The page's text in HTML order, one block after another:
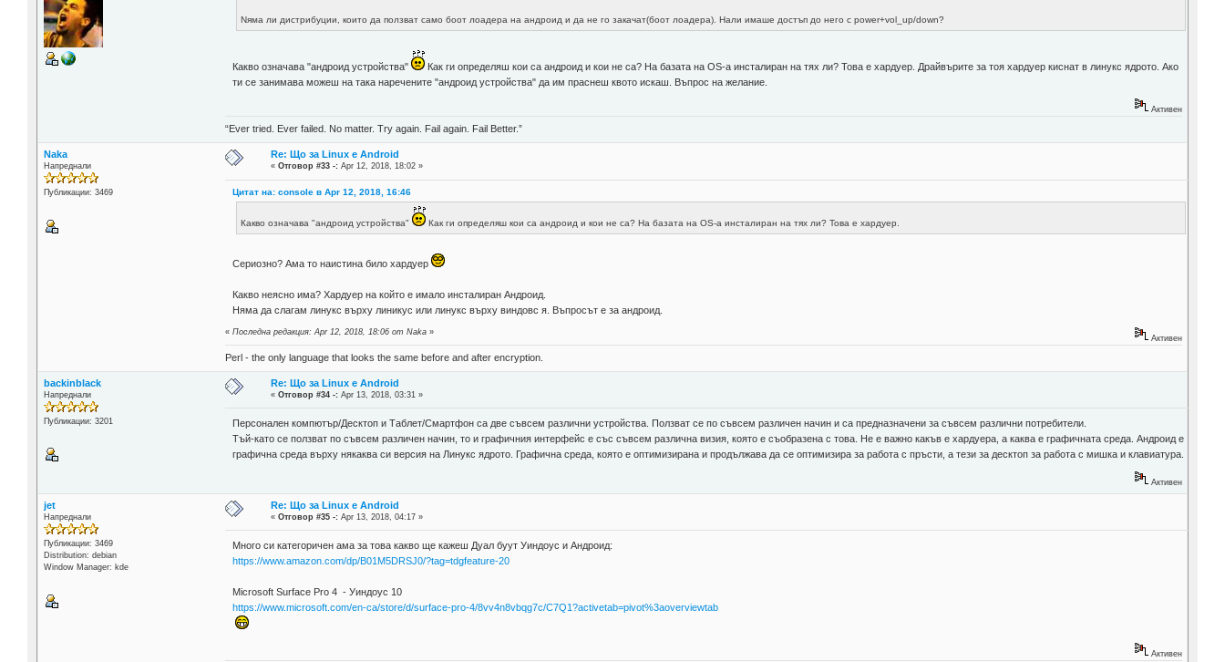
Nяма ли дистрибуции, които да ползват само боот лоадера на андроид и да не го закачат(боот лоадера). Нали имаше достъп до него с power+vol_up/down?
Какво означава "андроид устройства"
Как ги определяш кои са андроид и кои не са? На базата на OS-a инсталиран на тях ли? Това е хардуер. Драйвърите за тоя хардуер киснат в линукс ядрото. Ако
ти се занимава можеш на така наречените "андроид устройства" да им праснеш квото искаш. Въпрос на желание.
Активен
“Ever tried. Ever failed. No matter. Try again. Fail again. Fail Better.”
Naka
Напреднали
Публикации: 3469
Re: Що за Linux е Android
«Отговор #33 -: Apr 12, 2018, 18:02 »
Цитат на: console в Apr 12, 2018, 16:46
Какво означава "андроид устройства" Как ги определяш кои са андроид и кои не са? На базата на OS-a инсталиран на тях ли? Това е хардуер.
Сериозно? Ама то наистина било хардуер
Какво неясно има? Хардуер на който е имало инсталиран Андроид.
Няма да слагам линукс върху линикус или линукс върху виндовс я. Въпросът е за андроид.
«Последна редакция: Apr 12, 2018, 18:06 от Naka »
Активен
Perl - the only language that looks the same before and after encryption.
backinblack
Напреднали
Публикации: 3201
Re: Що за Linux е Android
«Отговор #34 -: Apr 13, 2018, 03:31 »
Персонален компютър/Десктоп и Таблет/Смартфон са две съвсем различни устройства. Ползват се по съвсем различен начин и са предназначени за съвсем различни потребители.
Тъй-като се ползват по съвсем различен начин, то и графичния интерфейс е със съвсем различна визия, която е съобразена с това. Не е важно какъв е хардуера, а каква е графичната среда. Андроид е
графична среда върху някаква си версия на Линукс ядрото. Графична среда, която е оптимизирана и продължава да се оптимизира за работа с пръсти, а тези за десктоп за работа с мишка и клавиатура.
Активен
jet
Напреднали
Публикации: 3469
Distribution: debian
Window Manager: kde
Re: Що за Linux е Android
«Отговор #35 -: Apr 13, 2018, 04:17 »
Много си категоричен ама за това какво ще кажеш Дуал буут Уиндоус и Андроид:
https://www.amazon.com/dp/B01M5DRSJ0/?tag=tdgfeature-20
Microsoft Surface Pro 4 - Уиндоус 10
https://www.microsoft.com/en-ca/store/d/surface-pro-4/8vv4n8vbqg7c/C7Q1?activetab=pivot%3aoverviewtab
Активен